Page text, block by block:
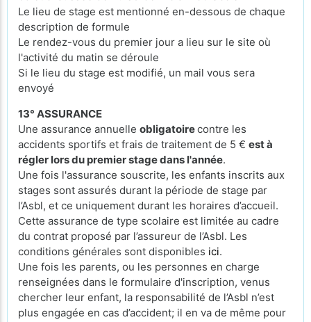
Le lieu de stage est mentionné en-dessous de chaque
description de formule
Le rendez-vous du premier jour a lieu sur le site où
l'activité du matin se déroule
Si le lieu du stage est modifié, un mail vous sera
envoyé
13° ASSURANCE
Une assurance annuelle obligatoirecontre les
accidents sportifs et frais de traitement de 5 € est à
régler lors du premier stage dans l'année.
Une fois l'assurance souscrite, les enfants inscrits aux
stages sont assurés durant la période de stage par
l’Asbl, et ce uniquement durant les horaires d’accueil.
Cette assurance de type scolaire est limitée au cadre
du contrat proposé par l’assureur de l’Asbl. Les
conditions générales sont disponibles ici.
Une fois les parents, ou les personnes en charge
renseignées dans le formulaire d'inscription, venus
chercher leur enfant, la responsabilité de l’Asbl n’est
plus engagée en cas d’accident; il en va de même pour